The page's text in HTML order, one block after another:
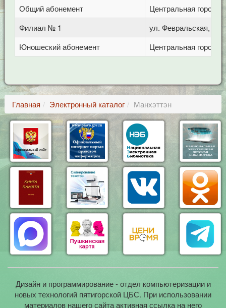
Общий абонемент
Центральная
Филиал № 1
ул. Февральская, 283
Юношеский абонемент
Центральная
Главная Электронный каталог Манхэттэн
Дизайн и программирование - отдел компьютеризации и
новых технологий пятигорской ЦБС. При использовании
материалов нашего сайта активная ссылка на него